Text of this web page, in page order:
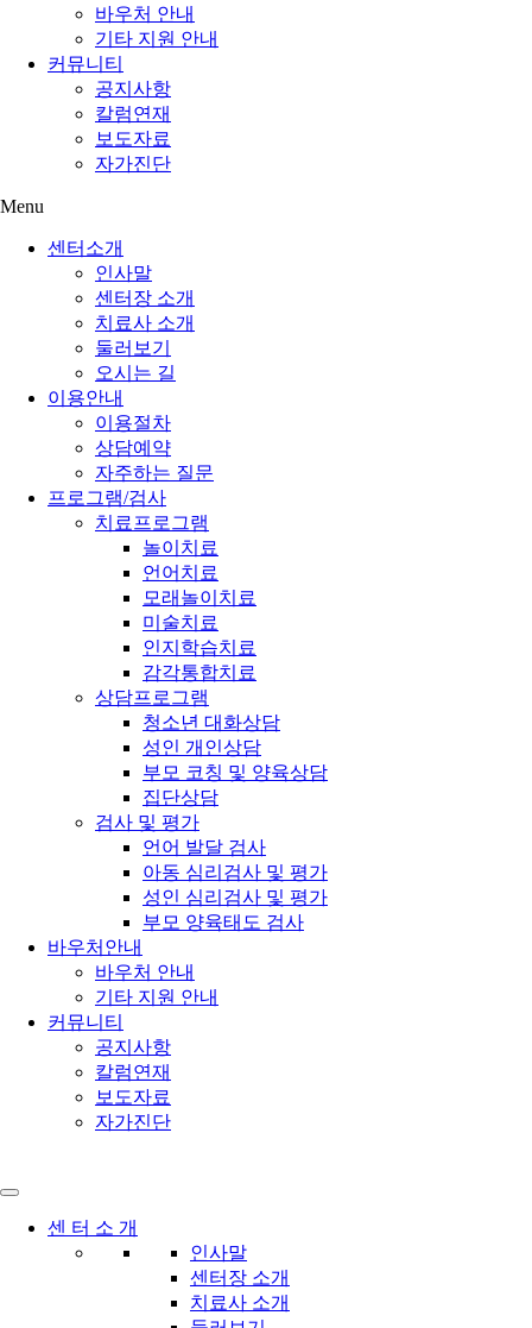
바우처 안내
기타 지원 안내
커뮤니티
공지사항
칼럼연재
보도자료
자가진단
Menu
센터소개
인사말
센터장 소개
치료사 소개
둘러보기
오시는 길
이용안내
이용절차
상담예약
자주하는 질문
프로그램/검사
치료프로그램
놀이치료
언어치료
모래놀이치료
미술치료
인지학습치료
감각통합치료
상담프로그램
청소년 대화상담
성인 개인상담
부모 코칭 및 양육상담
집단상담
검사 및 평가
언어 발달 검사
아동 심리검사 및 평가
성인 심리검사 및 평가
부모 양육태도 검사
바우처안내
바우처 안내
기타 지원 안내
커뮤니티
공지사항
칼럼연재
보도자료
자가진단
센 터 소 개
인사말
센터장 소개
치료사 소개